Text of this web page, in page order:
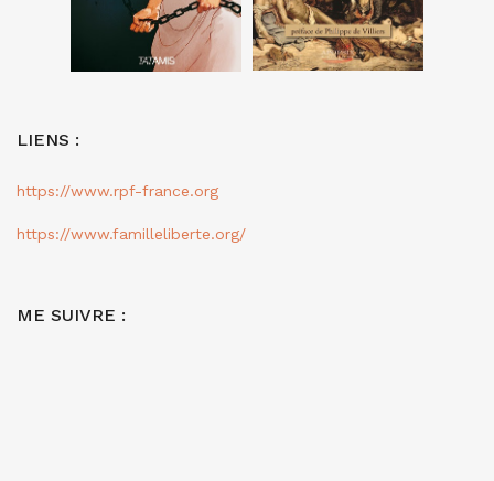
LIENS :
https://www.rpf-france.org
https://www.familleliberte.org/
ME SUIVRE :